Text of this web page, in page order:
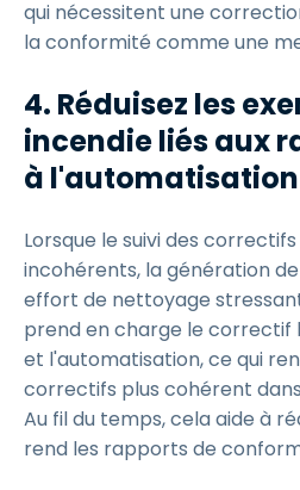
qui nécessitent une
la conformité comme une
4. Réduisez les
incendie liés aux
à l'automatisation
Lorsque le suivi des
incohérents, la génération
effort de nettoyage
prend en charge le correctif
et l'automatisation, ce qui
correctifs plus cohérent
Au fil du temps, cela aide à
rend les rapports de